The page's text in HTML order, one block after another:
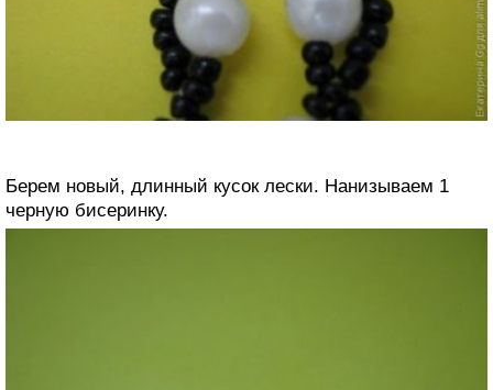
Берем новый, длинный кусок лески. Нанизываем 1
черную бисеринку.